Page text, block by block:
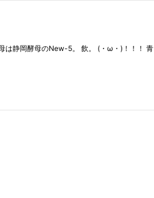
は静岡酵母のNew-5。 飲。 (・ω・)！！！ 青